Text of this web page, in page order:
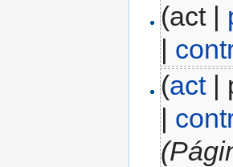
(act |
|
(act|
|